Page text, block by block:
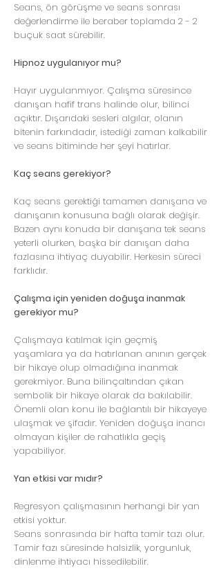
Seans, ön görüşme ve seans sonrası
değerlendirme ile beraber toplamda 2 - 2
buçuk saat sürebilir.
Hipnoz uygulanıyor mu?
Hayır uygulanmıyor. Çalışma süresince
danışan hafif trans halinde olur, bilinci
açıktır. Dışarıdaki sesleri algılar, olanın
bitenin farkındadır, istediği zaman kalkabilir
ve seans bitiminde her şeyi hatırlar.
Kaç seans gerekiyor?
Kaç seans gerektiği tamamen danışana ve
danışanın konusuna bağlı olarak değişir.
Bazen aynı konuda bir danışana tek seans
yeterli olurken, başka bir danışan daha
fazlasına ihtiyaç duyabilir. Herkesin süreci
farklıdır.
Çalışma için yeniden doğuşa inanmak
gerekiyor mu?
Çalışmaya katılmak için geçmiş
yaşamlara ya da hatırlanan anının gerçek
bir hikaye olup olmadığına inanmak
gerekmiyor. Buna bilinçaltından çıkan
sembolik bir hikaye olarak da bakılabilir.
Önemli olan konu ile bağlantılı bir hikayeye
ulaşmak ve şifadır. Yeniden doğuşa inancı
olmayan kişiler de rahatlıkla geçiş
yapabiliyor.
Yan etkisi var mıdır?
Regresyon çalışmasının herhangi bir yan
etkisi yoktur.
Seans sonrasında bir hafta tamir tazı olur.
Tamir fazı süresinde halsizlik, yorgunluk,
dinlenme ihtiyacı hissedilebilir.